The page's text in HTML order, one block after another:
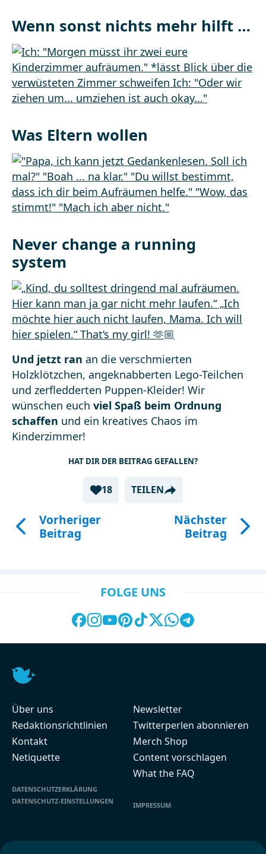
Wenn sonst nichts mehr hilft …
Was Eltern wollen
Never change a running
system
Und jetzt ran an die verschmierten
Holzklötzchen, angeknabberten Lego-Teilchen
und zerfledderten Puppen-Kleider! Wir
wünschen euch viel Spaß beim Ordnung
schaffen und ein kreatives Chaos im
Kinderzimmer!
HAT DIR DER BEITRAG GEFALLEN?
18 TEILEN
Vorheriger
Beitrag
Nächster
Beitrag
FOLGE UNS
Über uns
Redaktionsrichtlinien
Kontakt
Netiquette
DATENSCHUTZERKLÄRUNG
DATENSCHUTZ-EINSTELLUNGEN
Newsletter
Twitterperlen abonnieren
Merch Shop
Content vorschlagen
What the FAQ
IMPRESSUM